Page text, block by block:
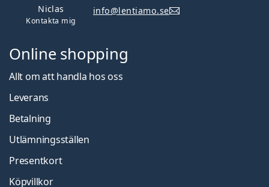
Niclas
Kontakta mig
info@lentiamo.se
Online shopping
Allt om att handla hos oss
Leverans
Betalning
Utlämningsställen
Presentkort
Köpvillkor